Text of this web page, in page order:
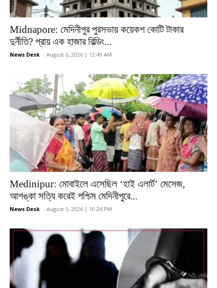
Midnapore: মেদিনীপুর পুরসভায় কয়েকশ কোটি টাকার
দুর্নীতি? প্রায় এক হাজার বিল্ডিং...
News Desk - August 6, 2026 | 12:49 AM
Medinipur: মোবাইলে এসেছিল ‘হাই এলার্ট’ মেসেজ,
আশঙ্কা সত্যি করেই পশ্চিম মেদিনীপুরে...
News Desk - August 5, 2026 | 10:24 PM